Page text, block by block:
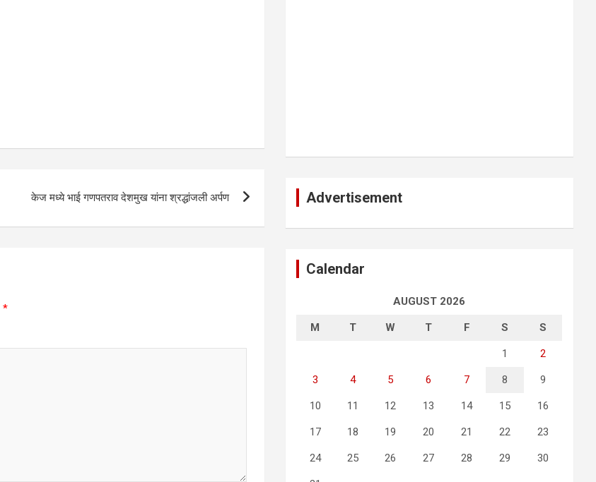
केज मध्ये भाई गणपतराव देशमुख यांना श्रद्धांजली अर्पण
*
Advertisement
Calendar
AUGUST 2026
M T W T F S S
1 2
3 4 5 6 7 8 9
10 11 12 13 14 15 16
17 18 19 20 21 22 23
24 25 26 27 28 29 30